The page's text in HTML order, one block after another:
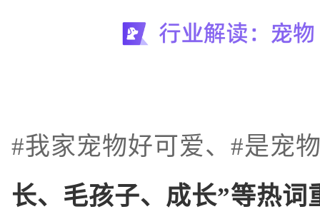
#我家宠物好可爱、#是宠
长、毛孩子、成长”等热